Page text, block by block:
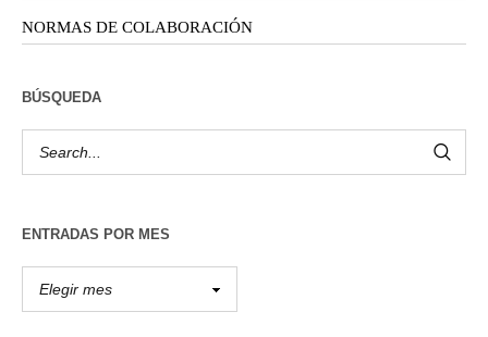
NORMAS DE COLABORACIÓN
BÚSQUEDA
ENTRADAS POR MES